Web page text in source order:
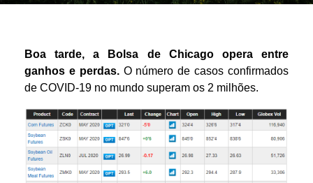
Boa tarde, a Bolsa de Chicago opera entre
ganhos e perdas. O número de casos confirmados
de COVID-19 no mundo superam os 2 milhões.